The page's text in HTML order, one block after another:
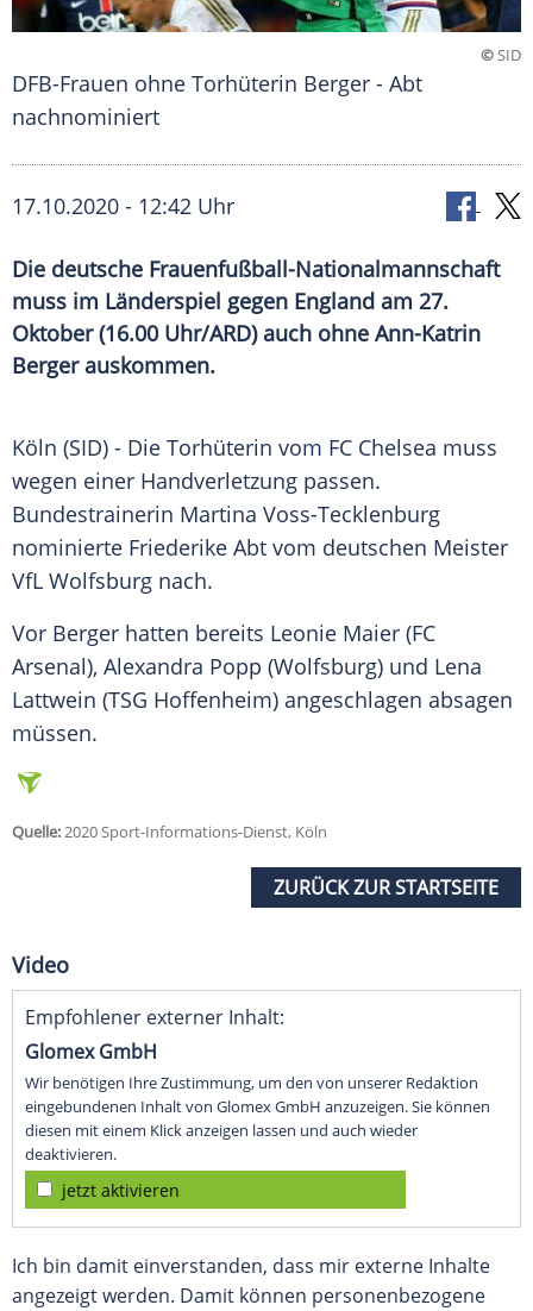
©SID
DFB-Frauen ohne Torhüterin Berger - Abt
nachnominiert
17.10.2020 - 12:42 Uhr
Die deutsche Frauenfußball-Nationalmannschaft
muss im Länderspiel gegen England am 27.
Oktober (16.00 Uhr/ARD) auch ohne Ann-Katrin
Berger auskommen.
Köln (SID) - Die Torhüterin vom FC Chelsea muss
wegen einer Handverletzung passen.
Bundestrainerin Martina Voss-Tecklenburg
nominierte Friederike Abt vom deutschen Meister
VfL Wolfsburg nach.
Vor Berger hatten bereits Leonie Maier (FC
Arsenal), Alexandra Popp (Wolfsburg) und Lena
Lattwein (TSG Hoffenheim) angeschlagen absagen
müssen.
Quelle:2020 Sport-Informations-Dienst, Köln
ZURÜCK ZUR STARTSEITE
Video
Empfohlener externer Inhalt:
Glomex GmbH
Wir benötigen Ihre Zustimmung, um den von unserer Redaktion
eingebundenen Inhalt von Glomex GmbH anzuzeigen. Sie können
diesen mit einem Klick anzeigen lassen und auch wieder
deaktivieren.
jetzt aktivieren
Ich bin damit einverstanden, dass mir externe Inhalte
angezeigt werden. Damit können personenbezogene